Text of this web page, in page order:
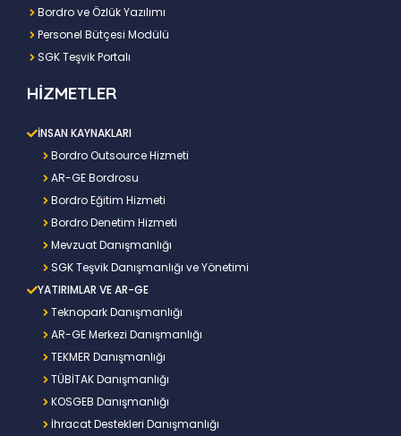
Bordro ve Özlük Yazılımı
Personel Bütçesi Modülü
SGK Teşvik Portalı
HİZMETLER
İNSAN KAYNAKLARI
Bordro Outsource Hizmeti
AR-GE Bordrosu
Bordro Eğitim Hizmeti
Bordro Denetim Hizmeti
Mevzuat Danışmanlığı
SGK Teşvik Danışmanlığı ve Yönetimi
YATIRIMLAR VE AR-GE
Teknopark Danışmanlığı
AR-GE Merkezi Danışmanlığı
TEKMER Danışmanlığı
TÜBİTAK Danışmanlığı
KOSGEB Danışmanlığı
İhracat Destekleri Danışmanlığı